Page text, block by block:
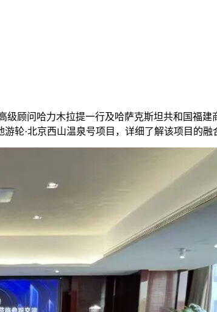
顾问哈力木拉提一行及哈萨克斯坦共和国福
轮·北京西山温泉号项目，详细了解该项目的融